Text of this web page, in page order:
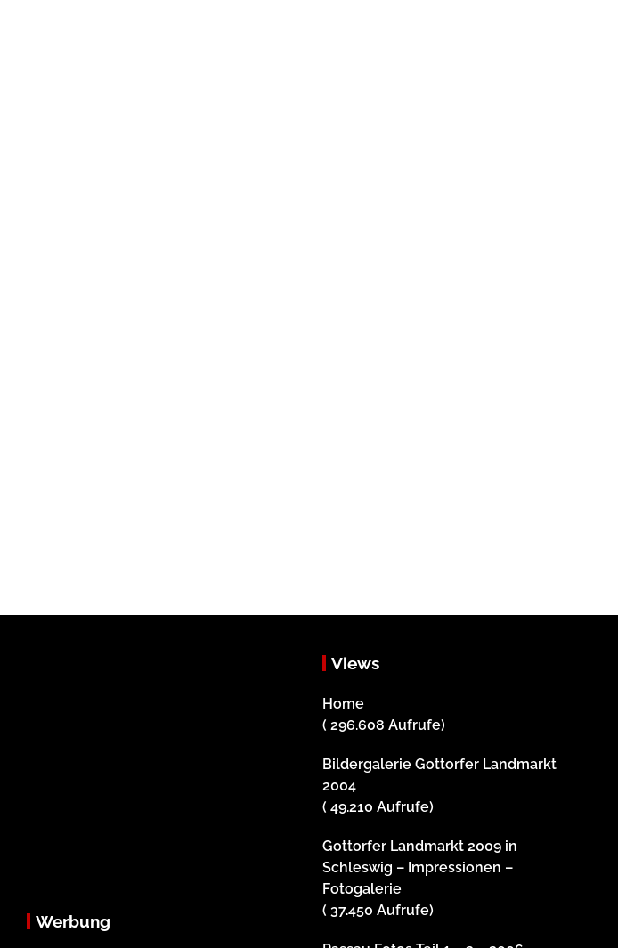
Werbung
Views
Home
( 296.608 Aufrufe)
Bildergalerie Gottorfer Landmarkt
2004
( 49.210 Aufrufe)
Gottorfer Landmarkt 2009 in
Schleswig – Impressionen –
Fotogalerie
( 37.450 Aufrufe)